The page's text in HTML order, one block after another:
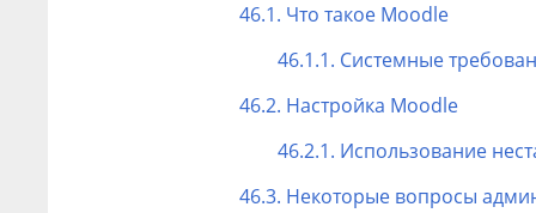
46.1. Что такое Мoodle
46.1.1. Системные
46.2. Настройка Moodle
46.2.1. Использование
46.3. Некоторые вопросы